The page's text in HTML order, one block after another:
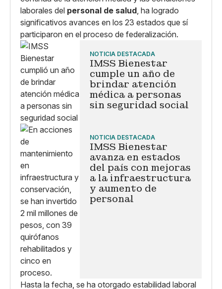
laborales del personal de salud, ha logrado
significativos avances en los 23 estados que sí
participaron en el proceso de federalización.
NOTICIA DESTACADA
IMSS Bienestar
cumple un año de
brindar atención
médica a personas
sin seguridad social
NOTICIA DESTACADA
IMSS Bienestar
avanza en estados
del país con mejoras
a la infraestructura
y aumento de
personal
Hasta la fecha, se ha otorgado estabilidad laboral